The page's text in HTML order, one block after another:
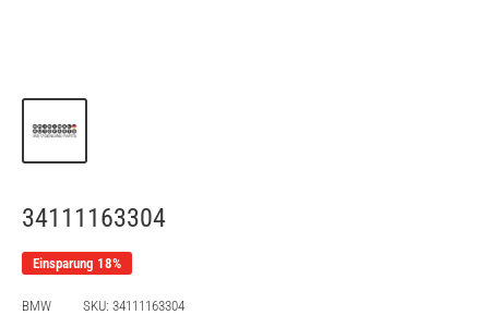
34111163304
Einsparung 18%
BMW SKU: 34111163304